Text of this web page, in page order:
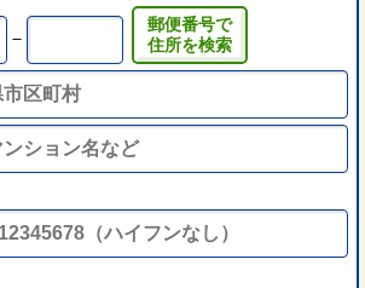
－
郵便番号で
住所を検索